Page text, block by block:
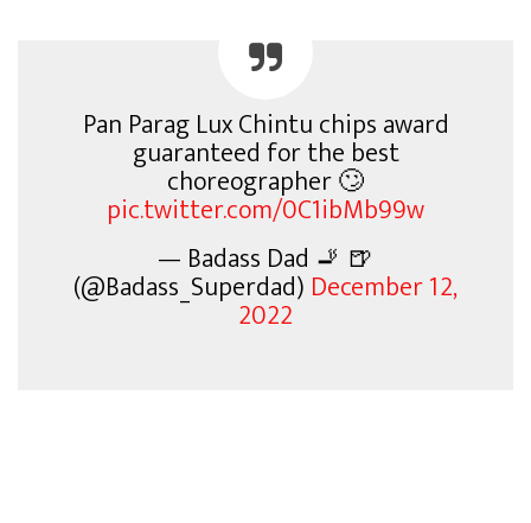
Pan Parag Lux Chintu chips award
guaranteed for the best
choreographer 🙄
pic.twitter.com/0C1ibMb99w
— Badass Dad 🚬 🍺
(@Badass_Superdad) December 12,
2022